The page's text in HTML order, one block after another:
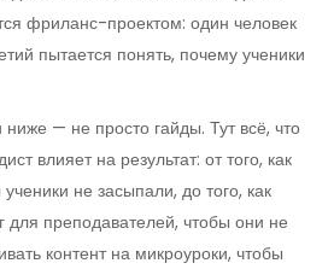
фриланс-проектом: один человек
пытается понять, почему ученики
— не просто гайды. Тут всё, что
влияет на результат: от того, как
не засыпали, до того, как
для преподавателей, чтобы они не
контент на микроуроки, чтобы